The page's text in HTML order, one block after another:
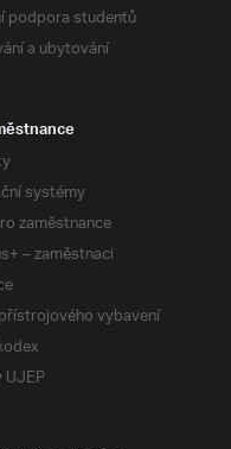
podpora studentů
a ubytování
systémy
zaměstnance
– zaměstnaci
vybavení